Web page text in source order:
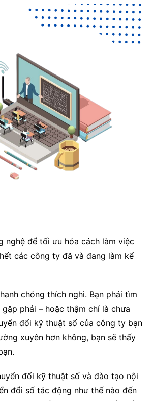
nghệ để tối ưu hóa cách làm việc
các công ty đã và đang làm kể
chóng thích nghi. Bạn phải tìm
phải – hoặc thậm chí là chưa
đổi kỹ thuật số của công ty bạn
xuyên hơn không, bạn sẽ thấy
đổi kỹ thuật số và đào tạo nội
đổi số tác động như thế nào đến